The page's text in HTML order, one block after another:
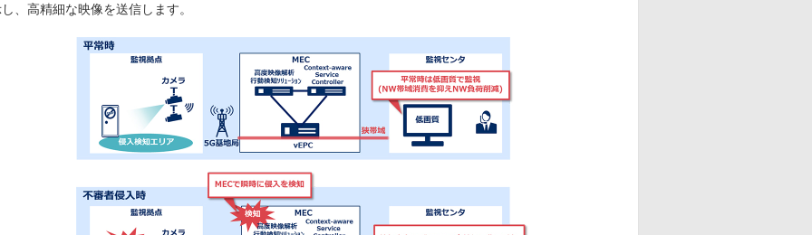
、高精細な映像を送信します。